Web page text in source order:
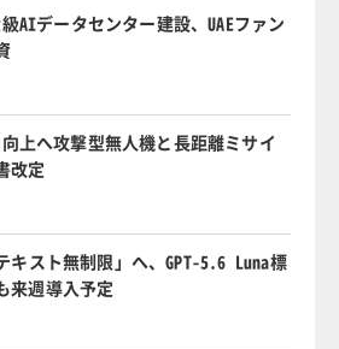
AIデータセンター建設、UAEファン
上へ攻撃型無人機と長距離ミサイ
改定
キスト無制限」へ、GPT-5.6 Luna標
来週導入予定